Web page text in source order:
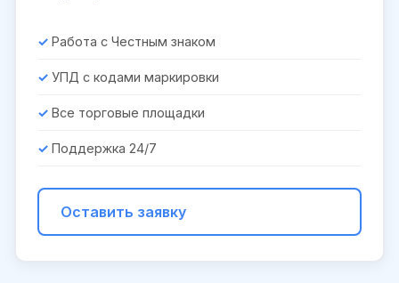
Работа с Честным знаком
УПД с кодами маркировки
Все торговые площадки
Поддержка 24/7
Оставить заявку